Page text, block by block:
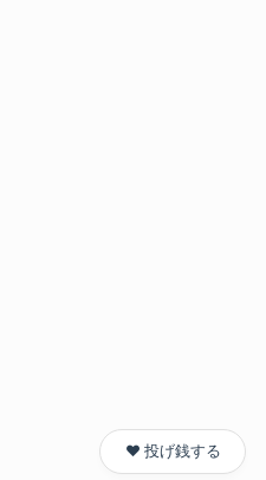
❤️ 投げ銭する